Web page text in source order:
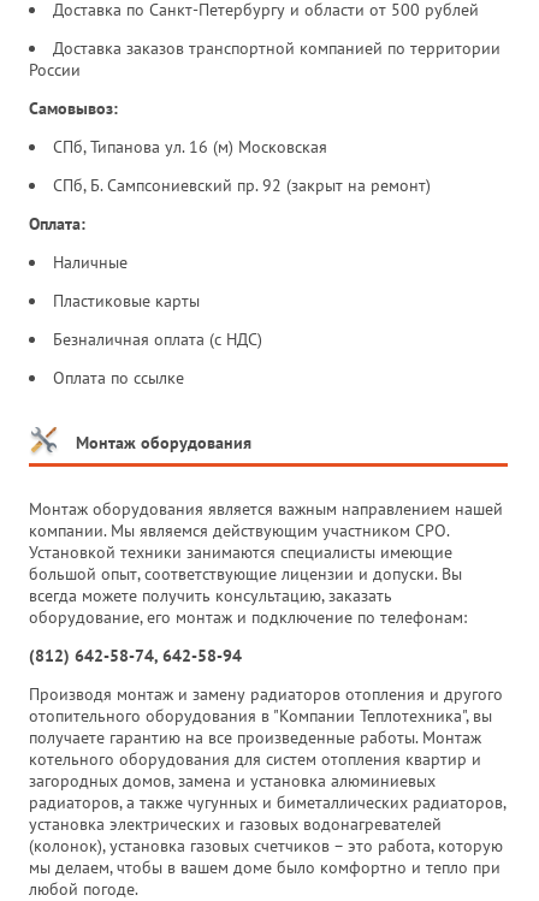
Доставка по Санкт-Петербургу и области от 500 рублей
Доставка заказов транспортной компанией по территории
России
Самовывоз:
СПб, Типанова ул. 16 (м) Московская
СПб, Б. Сампсониевский пр. 92 (закрыт на ремонт)
Оплата:
Наличные
Пластиковые карты
Безналичная оплата (с НДС)
Оплата по ссылке
Монтаж оборудования
Монтаж оборудования является важным направлением нашей
компании. Мы являемся действующим участником СРО.
Установкой техники занимаются специалисты имеющие
большой опыт, соответствующие лицензии и допуски. Вы
всегда можете получить консультацию, заказать
оборудование, его монтаж и подключение по телефонам:
(812) 642-58-74, 642-58-94
Производя монтаж и замену радиаторов отопления и другого
отопительного оборудования в "Компании Теплотехника", вы
получаете гарантию на все произведенные работы. Монтаж
котельного оборудования для систем отопления квартир и
загородных домов, замена и установка алюминиевых
радиаторов, а также чугунных и биметаллических радиаторов,
установка электрических и газовых водонагревателей
(колонок), установка газовых счетчиков – это работа, которую
мы делаем, чтобы в вашем доме было комфортно и тепло при
любой погоде.